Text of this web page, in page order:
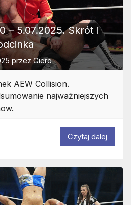
– 5.07.2025. Skrót i
przezGiero
AEW Collision.
najważniejszych
Czytaj dalej